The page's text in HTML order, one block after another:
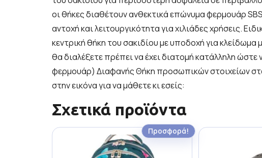
οι θήκες διαθέτουν ανθεκτικά επώνυμα φερμουάρ
αντοχή και λειτουργικότητα για χιλιάδες χρήσεις.
κεντρική θήκη του σακιδίου με υποδοχή για
θα διαλέξετε πρέπει να έχει διατομή κατάλληλη
φερμουάρ) Διαφανής Θήκη προσωπικών στοιχείων
στην εικόνα για να μάθετε κι εσείς:
Σχετικά προϊόντα
Προσφορά!